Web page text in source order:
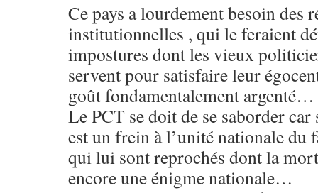
Ce pays a lourdement besoin des
institutionnelles , qui le feraient
impostures dont les vieux
servent pour satisfaire leur
goût fondamentalement argenté…
Le PCT se doit de se saborder
est un frein à l’unité nationale du
qui lui sont reprochés dont la
encore une énigme nationale…